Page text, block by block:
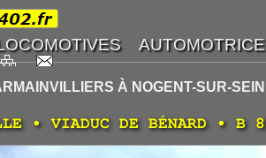
À NOGENT-SUR-
• VIADUC DE BÉNARD •